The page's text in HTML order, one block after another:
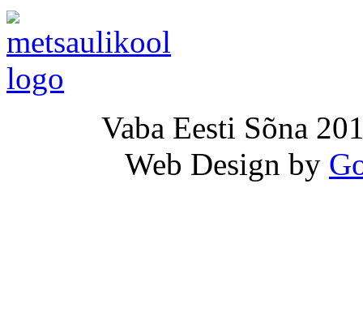
Vaba Eesti Sõna
Web Design by